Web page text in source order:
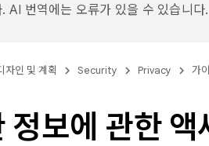
AI 번역에는 오류가 있을 수 있습니다.
자인 및 계획 Security Privacy 가
정보에 관한 액